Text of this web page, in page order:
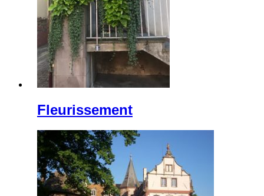
Fleurissement